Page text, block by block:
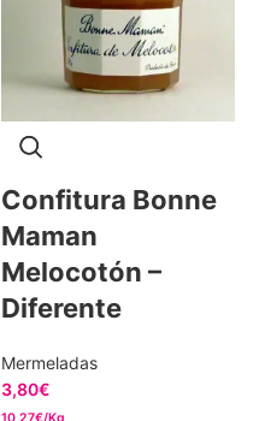
Confitura Bonne
Maman
Melocotón –
Diferente
Mermeladas
3,80€